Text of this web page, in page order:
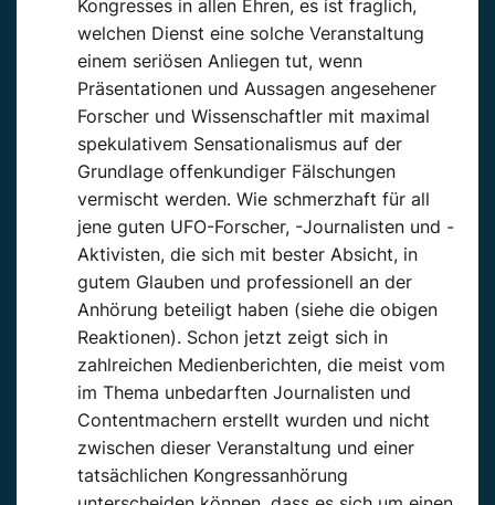
Kongresses in allen Ehren, es ist fraglich,
welchen Dienst eine solche Veranstaltung
einem seriösen Anliegen tut, wenn
Präsentationen und Aussagen angesehener
Forscher und Wissenschaftler mit maximal
spekulativem Sensationalismus auf der
Grundlage offenkundiger Fälschungen
vermischt werden. Wie schmerzhaft für all
jene guten UFO-Forscher, -Journalisten und -
Aktivisten, die sich mit bester Absicht, in
gutem Glauben und professionell an der
Anhörung beteiligt haben (siehe die obigen
Reaktionen). Schon jetzt zeigt sich in
zahlreichen Medienberichten, die meist vom
im Thema unbedarften Journalisten und
Contentmachern erstellt wurden und nicht
zwischen dieser Veranstaltung und einer
tatsächlichen Kongressanhörung